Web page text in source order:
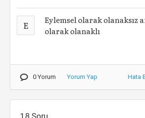
E
Eylemsel olarak olanaksız
olarak olanaklı
0 Yorum Yorum Yap Hata
18.Soru